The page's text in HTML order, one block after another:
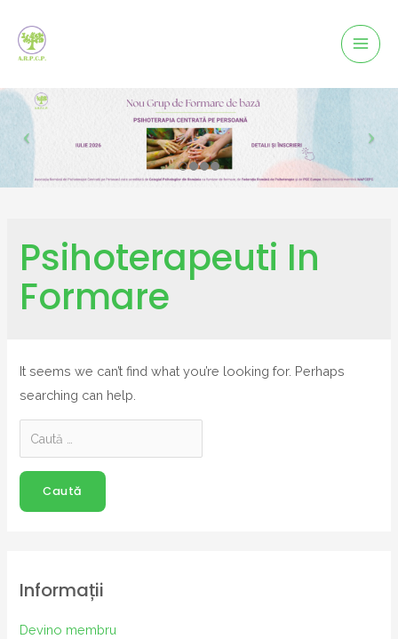
Psihoterapeuti In
Formare
It seems we can’t find what you’re looking for. Perhaps
searching can help.
for:
Informații
Devino membru